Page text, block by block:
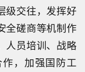
级交往，发挥好
全磋商等机制作
人员培训、战略
，加强国防工